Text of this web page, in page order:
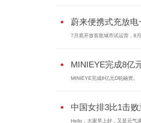
蔚来便携式充放
7月底开放首批城市试运营，8
MINIEYE完成8亿
MINIEYE完成8亿元D轮融资。
中国女排3比1击
Hello，大家早上好，又是元气